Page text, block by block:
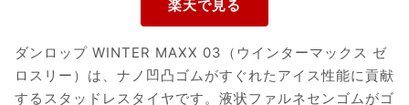
ダンロップ WINTER MAXX 03（ウインターマックス ゼ
ロスリー）は、ナノ凹凸ゴムがすぐれたアイス性能に貢献
するスタッドレスタイヤです。液状ファルネセンゴムがゴ